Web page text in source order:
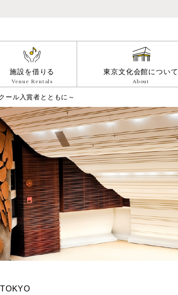
施設を借りる
Venue Rentals
東京文化会館について
About
ール入賞者とともに～